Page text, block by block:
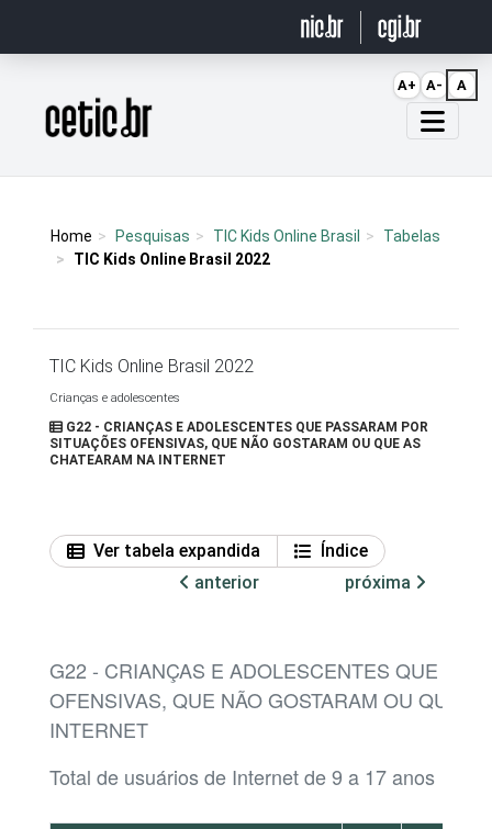
Página inicial
Home Pesquisas TIC Kids Online Brasil
Tabelas
TIC Kids Online Brasil 2022
TIC Kids Online Brasil 2022
Crianças e adolescentes
G22 - CRIANÇAS E ADOLESCENTES QUE PASSARAM POR
SITUAÇÕES OFENSIVAS, QUE NÃO GOSTARAM OU QUE AS
CHATEARAM NA INTERNET
Ver tabela expandida
Índice
anterior
próxima
G22 - CRIANÇAS E ADOLESCENTES QUE
OFENSIVAS, QUE NÃO GOSTARAM OU QUE
INTERNET
Total de usuários de Internet de 9 a 17 anos
A+ A- A